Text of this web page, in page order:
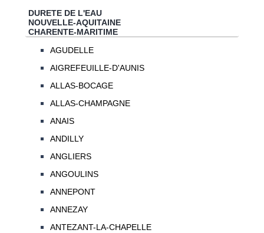
DURETE DE L'EAU
NOUVELLE-AQUITAINE
CHARENTE-MARITIME
AGUDELLE
AIGREFEUILLE-D'AUNIS
ALLAS-BOCAGE
ALLAS-CHAMPAGNE
ANAIS
ANDILLY
ANGLIERS
ANGOULINS
ANNEPONT
ANNEZAY
ANTEZANT-LA-CHAPELLE